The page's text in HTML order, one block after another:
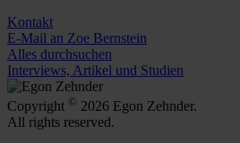
Kontakt
E-Mail an Zoe Bernstein
Alles durchsuchen
Interviews, Artikel und Studien
Copyright © 2026 Egon Zehnder.
All rights reserved.